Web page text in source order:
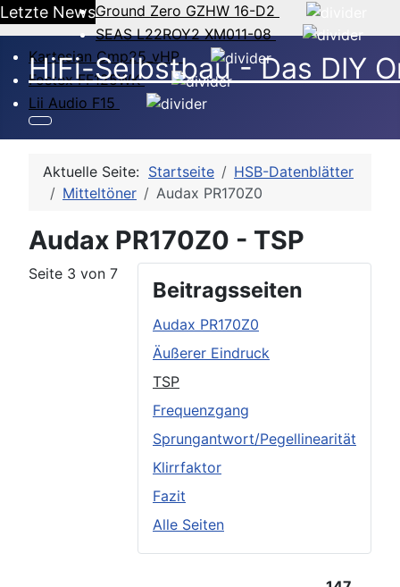
Letzte NewsGround Zero GZHW 16-D2
SEAS L22ROY2 XM011-08
Kartesian Cmp25_vHP
Fostex FF125WK
Lii Audio F15
HiFi-Selbstbau - Das DIY
Aktuelle Seite: Startseite
HSB-Datenblätter
Mitteltöner
Audax PR170Z0
Audax PR170Z0 - TSP
Beitragsseiten
Audax PR170Z0
Äußerer Eindruck
TSP
Frequenzgang
Sprungantwort/Pegellinearität
Klirrfaktor
Fazit
Alle Seiten
Seite 3 von 7